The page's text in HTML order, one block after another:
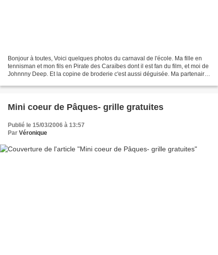
Bonjour à toutes, Voici quelques photos du carnaval de l'école. Ma fille en
tennisman et mon fils en Pirate des Caraïbes dont il est fan du film, et moi de
Johnnny Deep. Et la copine de broderie c'est aussi déguisée. Ma partenaire
Mini coeur de Pâques- grille gratuites
Publié le 15/03/2006 à 13:57
Par Véronique